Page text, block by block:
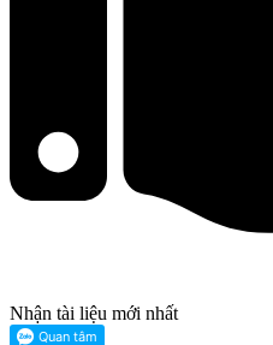
Nhận tài liệu mới nhất